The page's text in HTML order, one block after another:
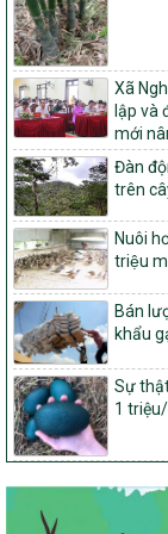
103/PTNT-NTM
Về việc đăng ký
Dự án 2 – Chương
giai đoạn 2021-
827/QĐ-BNNMT
Quyết định Ban
mục tiêu quốc
vững và phát triển
số và miền núi
đến năm 2030
14/2026/TT-
Hướng dẫn thực
tiêu chí quốc gia
phạm vi quản lý
417/QĐ-BNNMT
Phê duyệt
mới, giảm nghèo
đồng bào dân tộc
đoạn I: Từ năm
Xã
lập và
mới
Đàn
trên
Nuôi
triệu
Bán
khẩu
Sự
1